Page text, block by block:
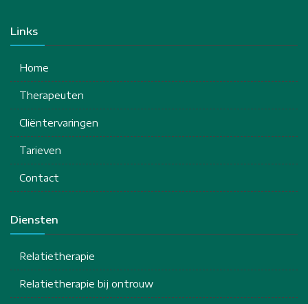
Links
Home
Therapeuten
Cliëntervaringen
Tarieven
Contact
Diensten
Relatietherapie
Relatietherapie bij ontrouw